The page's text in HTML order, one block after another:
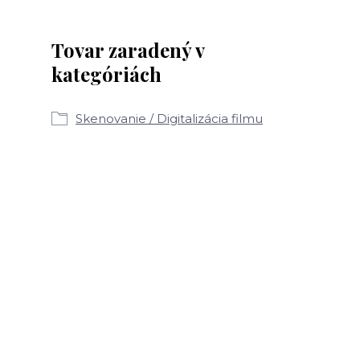
Tovar zaradený v
kategóriách
Skenovanie / Digitalizácia filmu